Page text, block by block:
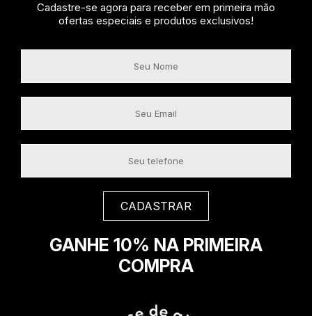
Cadastre-se agora para receber em primeira mão
ofertas especiais e produtos exclusivos!
GANHE 10% NA PRIMEIRA
COMPRA